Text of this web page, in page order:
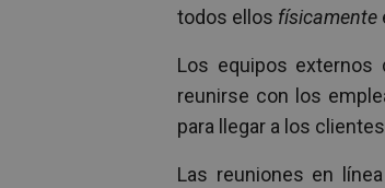
todos ellos físicamente
Los equipos externos
reunirse con los
para llegar a los
Las reuniones en